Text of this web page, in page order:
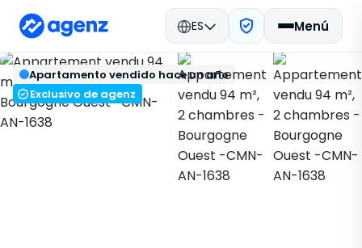
ES Menú
Volver
Bienes raíces en Marruecos
Vendido Casablanca
Apartamento
Bourgogne Ouest
CMN-AN-1638
Guardar
Apartamento vendido hace un año
Exclusivo de agenz